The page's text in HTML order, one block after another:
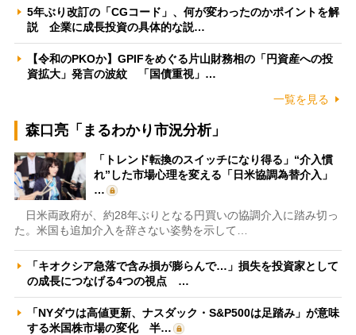
5年ぶり改訂の「CGコード」、何が変わったのかポイントを解
説 企業に成長投資の具体的な説…
【令和のPKOか】GPIFをめぐる片山財務相の「円資産への投
資拡大」発言の波紋 「国債重視」…
一覧を見る
森口亮「まるわかり市況分析」
「トレンド転換のスイッチになり得る」“介入慣
れ”した市場心理を変える「日米協調為替介入」
…
日米両政府が、約28年ぶりとなる円買いの協調介入に踏み切っ
た。米国も追加介入を辞さない姿勢を示して…
「キオクシア急落で含み損が膨らんで…」損失を投資家として
の成長につなげる4つの視点 …
「NYダウは高値更新、ナスダック・S&P500は足踏み」が意味
する米国株市場の変化 半…